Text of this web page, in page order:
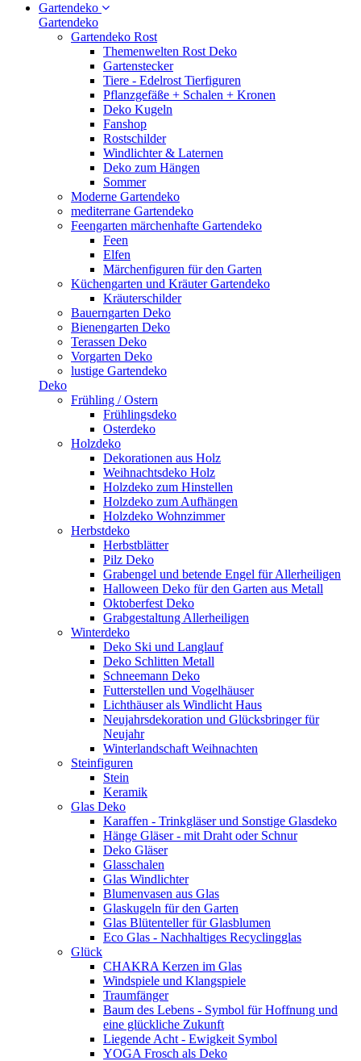
Gartendeko
Gartendeko
Gartendeko Rost
Themenwelten Rost Deko
Gartenstecker
Tiere - Edelrost Tierfiguren
Pflanzgefäße + Schalen + Kronen
Deko Kugeln
Fanshop
Rostschilder
Windlichter & Laternen
Deko zum Hängen
Sommer
Moderne Gartendeko
mediterrane Gartendeko
Feengarten märchenhafte Gartendeko
Feen
Elfen
Märchenfiguren für den Garten
Küchengarten und Kräuter Gartendeko
Kräuterschilder
Bauerngarten Deko
Bienengarten Deko
Terassen Deko
Vorgarten Deko
lustige Gartendeko
Deko
Frühling / Ostern
Frühlingsdeko
Osterdeko
Holzdeko
Dekorationen aus Holz
Weihnachtsdeko Holz
Holzdeko zum Hinstellen
Holzdeko zum Aufhängen
Holzdeko Wohnzimmer
Herbstdeko
Herbstblätter
Pilz Deko
Grabengel und betende Engel für Allerheiligen
Halloween Deko für den Garten aus Metall
Oktoberfest Deko
Grabgestaltung Allerheiligen
Winterdeko
Deko Ski und Langlauf
Deko Schlitten Metall
Schneemann Deko
Futterstellen und Vogelhäuser
Lichthäuser als Windlicht Haus
Neujahrsdekoration und Glücksbringer für
Neujahr
Winterlandschaft Weihnachten
Steinfiguren
Stein
Keramik
Glas Deko
Karaffen - Trinkgläser und Sonstige Glasdeko
Hänge Gläser - mit Draht oder Schnur
Deko Gläser
Glasschalen
Glas Windlichter
Blumenvasen aus Glas
Glaskugeln für den Garten
Glas Blütenteller für Glasblumen
Eco Glas - Nachhaltiges Recyclingglas
Glück
CHAKRA Kerzen im Glas
Windspiele und Klangspiele
Traumfänger
Baum des Lebens - Symbol für Hoffnung und
eine glückliche Zukunft
Liegende Acht - Ewigkeit Symbol
YOGA Frosch als Deko